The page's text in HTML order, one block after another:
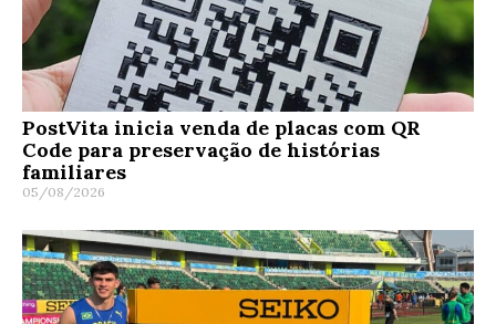
PostVita inicia venda de placas com QR
Code para preservação de histórias
familiares
05/08/2026